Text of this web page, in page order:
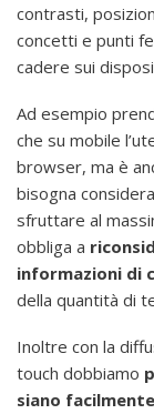
contrasti,
concetti e punti
cadere sui
Ad esempio
che su mobile
browser, ma è
bisogna
sfruttare al
obbliga a
informazioni di
della quantità di
Inoltre con la
touch dobbiamo
siano